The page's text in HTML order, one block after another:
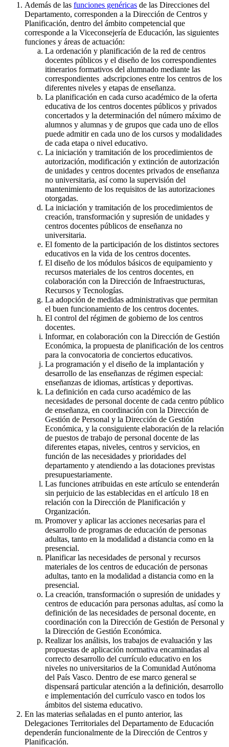
Además de las funciones genéricas de las Direcciones del
Departamento, corresponden a la Dirección de Centros y
Planificación, dentro del ámbito competencial que
corresponde a la Viceconsejería de Educación, las siguientes
funciones y áreas de actuación:
La ordenación y planificación de la red de centros
docentes públicos y el diseño de los correspondientes
itinerarios formativos del alumnado mediante las
correspondientes adscripciones entre los centros de los
diferentes niveles y etapas de enseñanza.
La planificación en cada curso académico de la oferta
educativa de los centros docentes públicos y privados
concertados y la determinación del número máximo de
alumnos y alumnas y de grupos que cada uno de ellos
puede admitir en cada uno de los cursos y modalidades
de cada etapa o nivel educativo.
La iniciación y tramitación de los procedimientos de
autorización, modificación y extinción de autorización
de unidades y centros docentes privados de enseñanza
no universitaria, así como la supervisión del
mantenimiento de los requisitos de las autorizaciones
otorgadas.
La iniciación y tramitación de los procedimientos de
creación, transformación y supresión de unidades y
centros docentes públicos de enseñanza no
universitaria.
El fomento de la participación de los distintos sectores
educativos en la vida de los centros docentes.
El diseño de los módulos básicos de equipamiento y
recursos materiales de los centros docentes, en
colaboración con la Dirección de Infraestructuras,
Recursos y Tecnologías.
La adopción de medidas administrativas que permitan
el buen funcionamiento de los centros docentes.
El control del régimen de gobierno de los centros
docentes.
Informar, en colaboración con la Dirección de Gestión
Económica, la propuesta de planificación de los centros
para la convocatoria de conciertos educativos.
La programación y el diseño de la implantación y
desarrollo de las enseñanzas de régimen especial:
enseñanzas de idiomas, artísticas y deportivas.
La definición en cada curso académico de las
necesidades de personal docente de cada centro público
de enseñanza, en coordinación con la Dirección de
Gestión de Personal y la Dirección de Gestión
Económica, y la consiguiente elaboración de la relación
de puestos de trabajo de personal docente de las
diferentes etapas, niveles, centros y servicios, en
función de las necesidades y prioridades del
departamento y atendiendo a las dotaciones previstas
presupuestariamente.
Las funciones atribuidas en este artículo se entenderán
sin perjuicio de las establecidas en el artículo 18 en
relación con la Dirección de Planificación y
Organización.
Promover y aplicar las acciones necesarias para el
desarrollo de programas de educación de personas
adultas, tanto en la modalidad a distancia como en la
presencial.
Planificar las necesidades de personal y recursos
materiales de los centros de educación de personas
adultas, tanto en la modalidad a distancia como en la
presencial.
La creación, transformación o supresión de unidades y
centros de educación para personas adultas, así como la
definición de las necesidades de personal docente, en
coordinación con la Dirección de Gestión de Personal y
la Dirección de Gestión Económica.
Realizar los análisis, los trabajos de evaluación y las
propuestas de aplicación normativa encaminadas al
correcto desarrollo del currículo educativo en los
niveles no universitarios de la Comunidad Autónoma
del País Vasco. Dentro de ese marco general se
dispensará particular atención a la definición, desarrollo
e implementación del currículo vasco en todos los
ámbitos del sistema educativo.
En las materias señaladas en el punto anterior, las
Delegaciones Territoriales del Departamento de Educación
dependerán funcionalmente de la Dirección de Centros y
Planificación.